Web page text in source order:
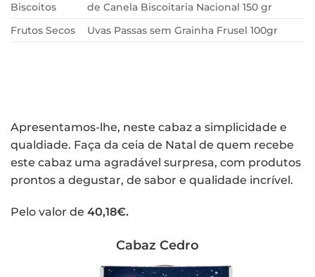
Biscoitos
de Canela Biscoitaria Nacional 150 gr
Frutos Secos
Uvas Passas sem Grainha Frusel 100gr
Apresentamos-lhe, neste cabaz a simplicidade e
qualdiade. Faça da ceia de Natal de quem recebe
este cabaz uma agradável surpresa, com produtos
prontos a degustar, de sabor e qualidade incrível.
Pelo valor de 40,18€.
Cabaz Cedro